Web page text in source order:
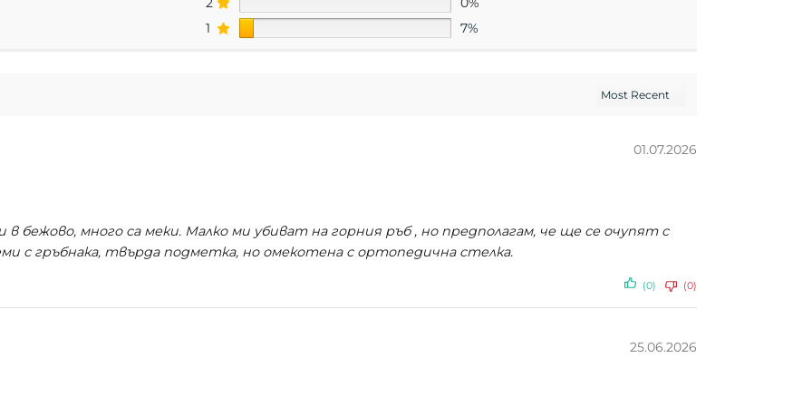
1
7%
01.07.2026
в бежово, много са меки. Малко ми убиват на горния ръб , но предполагам, че ще се очупят с
с гръбнака, твърда подметка, но омекотена с ортопедична стелка.
(0) (0)
25.06.2026